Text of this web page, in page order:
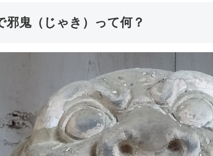
邪鬼（じゃき）って何？